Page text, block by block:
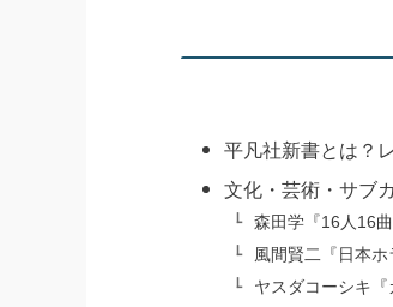
平凡社新書とは？
文化・芸術・サブ
森田学『16人16
風間賢二『日本
ヤスダコーシキ『